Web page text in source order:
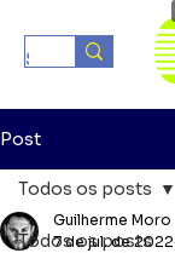
Post
Todos os posts
Todos os posts
Guilherme Moro
7 de jul. de 2022